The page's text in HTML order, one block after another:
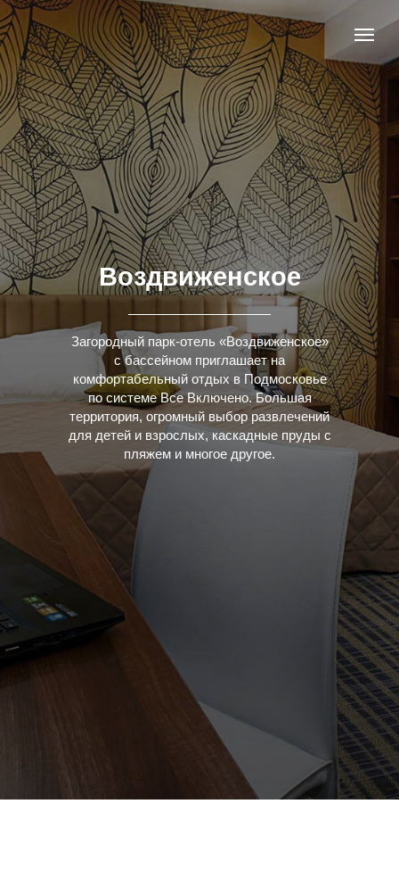
Воздвиженское
Загородный парк-отель «Воздвиженское»
с бассейном приглашает на
комфортабельный отдых в Подмосковье
по системе Все Включено. Большая
территория, огромный выбор развлечений
для детей и взрослых, каскадные пруды с
пляжем и многое другое.